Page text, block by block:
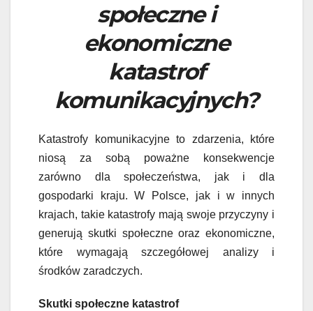
społeczne i
ekonomiczne
katastrof
komunikacyjnych?
Katastrofy komunikacyjne to zdarzenia, które
niosą za sobą poważne konsekwencje
zarówno dla społeczeństwa, jak i dla
gospodarki kraju. W Polsce, jak i w innych
krajach, takie katastrofy mają swoje przyczyny i
generują skutki społeczne oraz ekonomiczne,
które wymagają szczegółowej analizy i
środków zaradczych.
Skutki społeczne katastrof